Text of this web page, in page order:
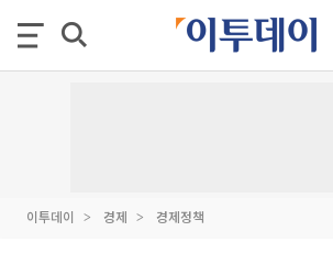
이투데이 경제 경제정책